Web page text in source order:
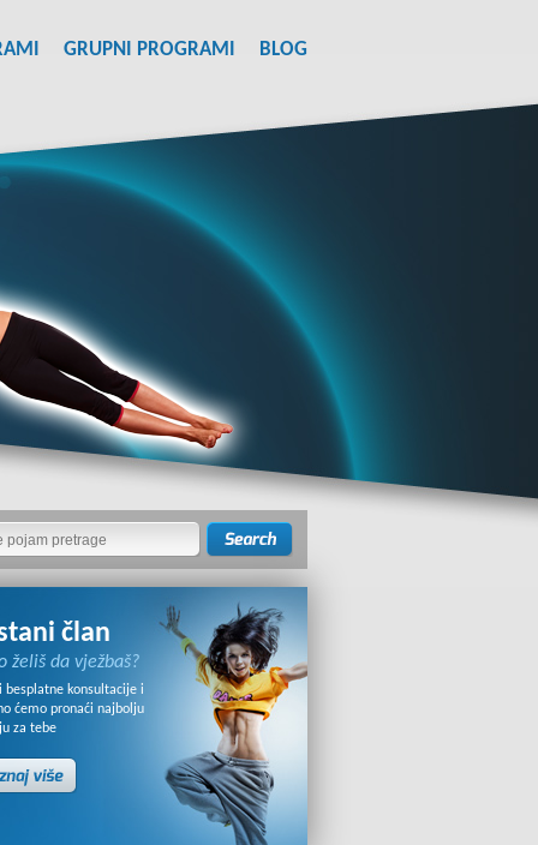
GRUPNI PROGRAMI BLOG
član
želiš da vježbaš?
besplatne konsultacije i
ćemo pronaći najbolju
za tebe